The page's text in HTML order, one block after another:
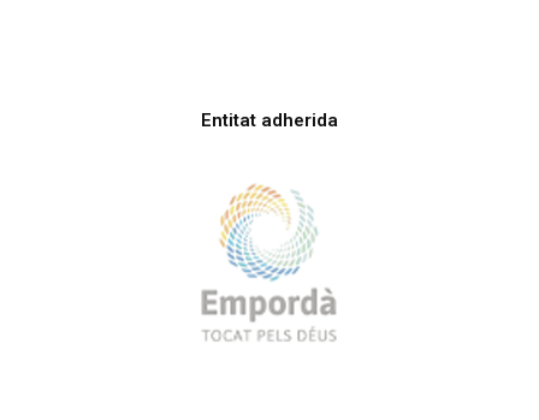
Entitat adherida